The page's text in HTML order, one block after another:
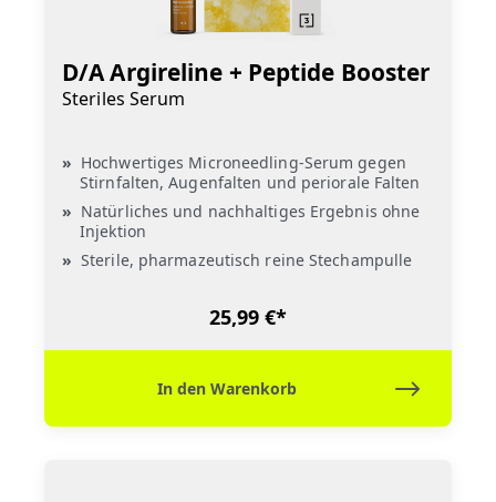
D/A Argireline + Peptide Booster
Steriles Serum
Hochwertiges Microneedling-Serum gegen
Stirnfalten, Augenfalten und periorale Falten
Natürliches und nachhaltiges Ergebnis ohne
Injektion
Sterile, pharmazeutisch reine Stechampulle
25,99 €*
In den Warenkorb